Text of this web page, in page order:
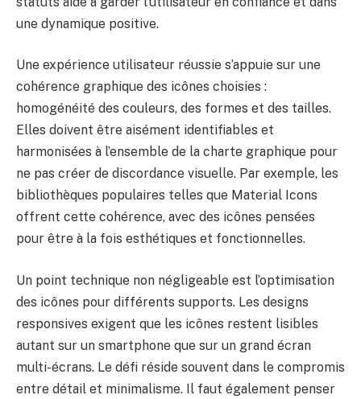
une dynamique positive.
Une expérience utilisateur réussie s’appuie sur une
cohérence graphique des icônes choisies :
homogénéité des couleurs, des formes et des tailles.
Elles doivent être aisément identifiables et
harmonisées à l’ensemble de la charte graphique pour
ne pas créer de discordance visuelle. Par exemple, les
bibliothèques populaires telles que Material Icons
offrent cette cohérence, avec des icônes pensées
pour être à la fois esthétiques et fonctionnelles.
Un point technique non négligeable est l’optimisation
des icônes pour différents supports. Les designs
responsives exigent que les icônes restent lisibles
autant sur un smartphone que sur un grand écran
multi-écrans. Le défi réside souvent dans le compromis
entre détail et minimalisme. Il faut également penser